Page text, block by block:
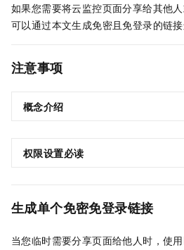
如果您需要将云监控页面分享给其他
可以通过本文生成免密且免登录的链接
注意事项
概念介绍
权限设置必读
生成单个免密免登录链接
当您临时需要分享页面给他人时，使